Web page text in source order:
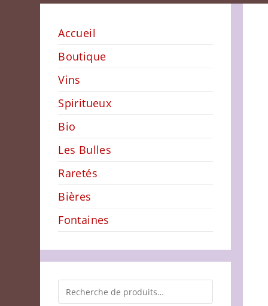
Accueil
Boutique
Vins
Spiritueux
Bio
Les Bulles
Raretés
Bières
Fontaines